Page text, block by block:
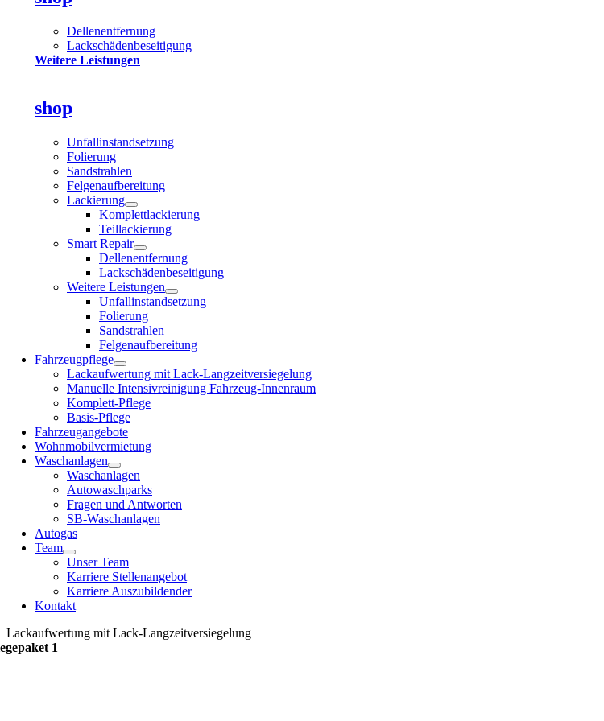
Dellenentfernung
Lackschädenbeseitigung
Weitere Leistungen
shop
Unfallinstandsetzung
Folierung
Sandstrahlen
Felgenaufbereitung
Lackierung
Komplettlackierung
Teillackierung
Smart Repair
Dellenentfernung
Lackschädenbeseitigung
Weitere Leistungen
Unfallinstandsetzung
Folierung
Sandstrahlen
Felgenaufbereitung
Fahrzeugpflege
Lackaufwertung mit Lack-Langzeitversiegelung
Manuelle Intensivreinigung Fahrzeug-Innenraum
Komplett-Pflege
Basis-Pflege
Fahrzeugangebote
Wohnmobilvermietung
Waschanlagen
Waschanlagen
Autowaschparks
Fragen und Antworten
SB-Waschanlagen
Autogas
Team
Unser Team
Karriere Stellenangebot
Karriere Auszubildender
Kontakt
Lackaufwertung mit Lack-Langzeitversiegelung
1